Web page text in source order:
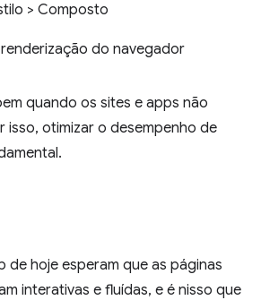
> Composto
do navegador
quando os sites e apps não
isso, otimizar o desempenho de
de hoje esperam que as páginas
interativas e fluídas, e é nisso que